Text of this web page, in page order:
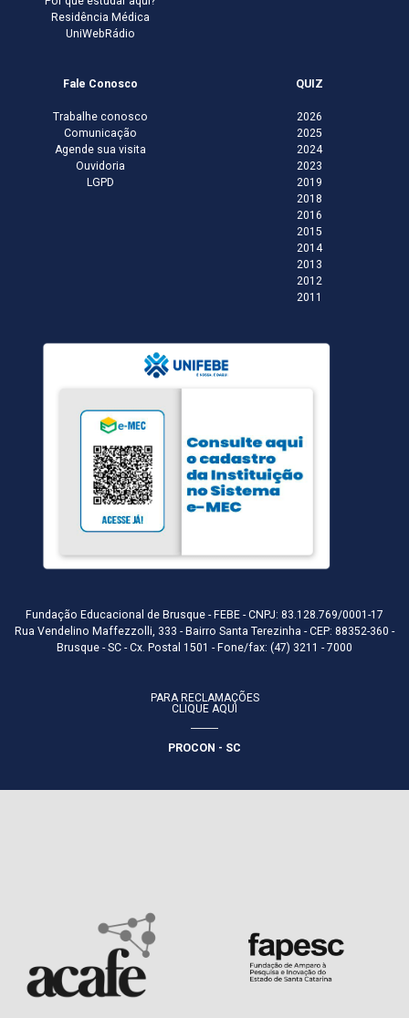
Residência Médica
UniWebRádio
Fale Conosco
Trabalhe conosco
Comunicação
Agende sua visita
Ouvidoria
LGPD
QUIZ
2026
2025
2024
2023
2019
2018
2016
2015
2014
2013
2012
2011
Fundação Educacional de Brusque - FEBE - CNPJ: 83.128.769/0001-17
Rua Vendelino Maffezzolli, 333 - Bairro Santa Terezinha - CEP: 88352-360 -
Brusque - SC - Cx. Postal 1501 - Fone/fax: (47) 3211 - 7000
PARA RECLAMAÇÕES
CLIQUE AQUI
PROCON - SC